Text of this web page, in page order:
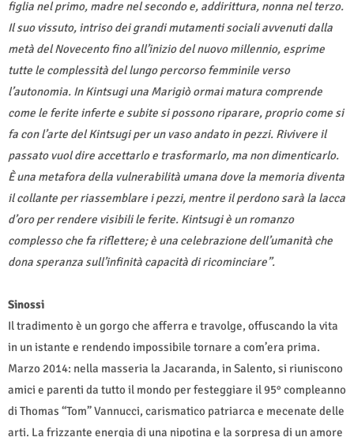
figlia nel primo, madre nel secondo e, addirittura, nonna nel terzo.
Il suo vissuto, intriso dei grandi mutamenti sociali avvenuti dalla
metà del Novecento fino all’inizio del nuovo millennio, esprime
tutte le complessità del lungo percorso femminile verso
l’autonomia. In Kintsugi una Marigiò ormai matura comprende
come le ferite inferte e subite si possono riparare, proprio come si
fa con l’arte del Kintsugi per un vaso andato in pezzi. Rivivere il
passato vuol dire accettarlo e trasformarlo, ma non dimenticarlo.
È una metafora della vulnerabilità umana dove la memoria diventa
il collante per riassemblare i pezzi, mentre il perdono sarà la lacca
d’oro per rendere visibili le ferite. Kintsugi è un romanzo
complesso che fa riflettere; è una celebrazione dell’umanità che
dona speranza sull’infinità capacità di ricominciare”.
Sinossi
Il tradimento è un gorgo che afferra e travolge, offuscando la vita
in un istante e rendendo impossibile tornare a com’era prima.
Marzo 2014: nella masseria la Jacaranda, in Salento, si riuniscono
amici e parenti da tutto il mondo per festeggiare il 95° compleanno
di Thomas “Tom” Vannucci, carismatico patriarca e mecenate delle
arti. La frizzante energia di una nipotina e la sorpresa di un amore